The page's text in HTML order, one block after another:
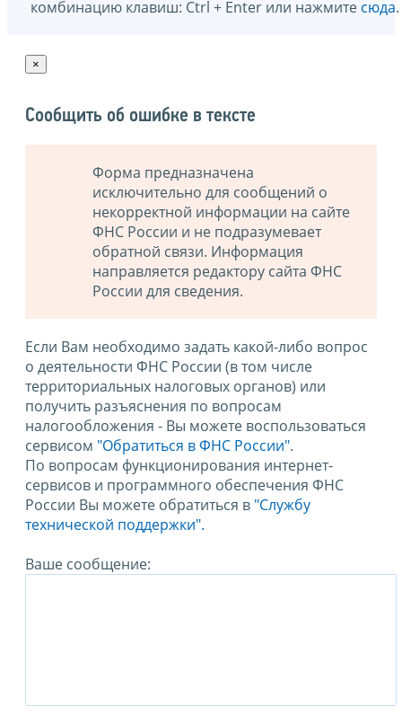
комбинацию клавиш: Ctrl + Enter или нажмите сюда.
×
Сообщить об ошибке в тексте
Форма предназначена
исключительно для сообщений о
некорректной информации на сайте
ФНС России и не подразумевает
обратной связи. Информация
направляется редактору сайта ФНС
России для сведения.
Если Вам необходимо задать какой-либо вопрос
о деятельности ФНС России (в том числе
территориальных налоговых органов) или
получить разъяснения по вопросам
налогообложения - Вы можете воспользоваться
сервисом "Обратиться в ФНС России".
По вопросам функционирования интернет-
сервисов и программного обеспечения ФНС
России Вы можете обратиться в "Службу
технической поддержки".
Ваше сообщение: